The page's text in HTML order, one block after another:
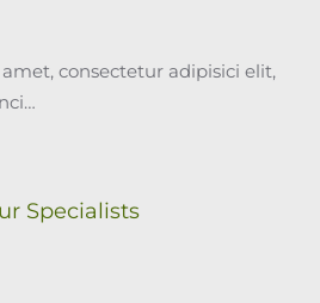
consectetur adipisici elit,
Specialists